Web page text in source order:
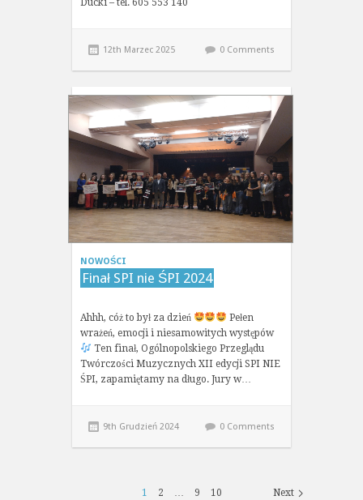
Ducki – tel. 605 553 140
12th Marzec 2025 0 Comments
NOWOŚCI
Finał SPI nie ŚPI 2024
Ahhh, cóż to był za dzień
Pełen
wrażeń, emocji i niesamowitych występów
Ten finał, Ogólnopolskiego Przeglądu
Twórczości Muzycznych XII edycji SPI NIE
ŚPI, zapamiętamy na długo. Jury w…
9th Grudzień 2024 0 Comments
Next
1 2 … 9 10